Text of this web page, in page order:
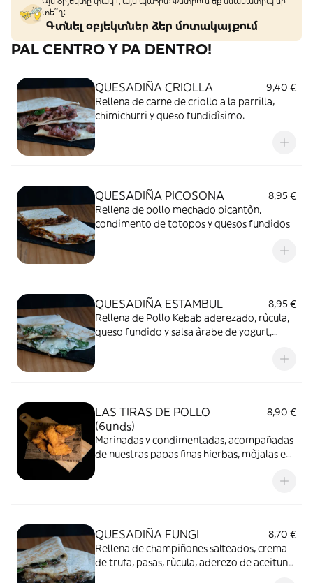
տե՞ղ։
Գտնել օբյեկտներ ձեր մոտակայքում
PAL CENTRO Y PA DENTRO!
QUESADIÑA CRIOLLA
9,40 €
Rellena de carne de criollo a la parrilla,
chimichurri y queso fundidìsimo.
QUESADIÑA PICOSONA
8,95 €
Rellena de pollo mechado picantòn,
condimento de totopos y quesos fundidos
QUESADIÑA ESTAMBUL
8,95 €
Rellena de Pollo Kebab aderezado, rùcula,
queso fundido y salsa àrabe de yogurt,
LAS TIRAS DE POLLO
(6unds)
8,90 €
Marinadas y condimentadas, acompañadas
de nuestras papas finas hierbas, mòjalas en
QUESADIÑA FUNGI
8,70 €
Rellena de champiñones salteados, crema
de trufa, pasas, rùcula, aderezo de aceituna